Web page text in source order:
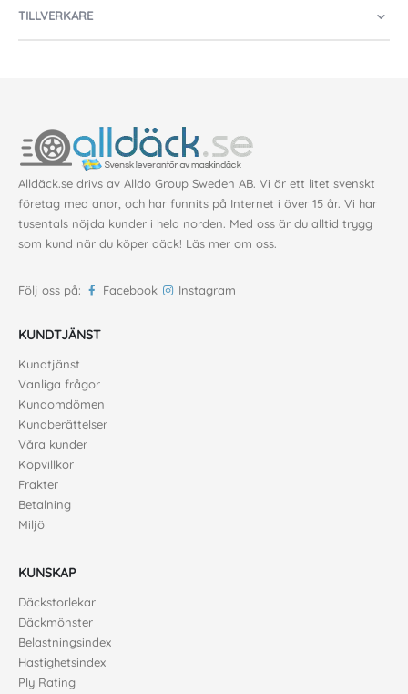
TILLVERKARE
Alldäck.se drivs av Alldo Group Sweden AB. Vi är ett litet svenskt
företag med anor, och har funnits på Internet i över 15 år. Vi har
tusentals nöjda kunder i hela norden. Med oss är du alltid trygg
som kund när du köper däck! Läs mer om oss.
Följ oss på: Facebook Instagram
KUNDTJÄNST
Kundtjänst
Vanliga frågor
Kundomdömen
Kundberättelser
Våra kunder
Köpvillkor
Frakter
Betalning
Miljö
KUNSKAP
Däckstorlekar
Däckmönster
Belastningsindex
Hastighetsindex
Ply Rating